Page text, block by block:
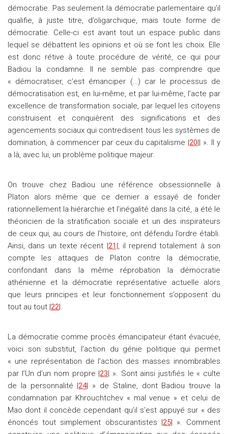
démocratie. Pas seulement la démocratie parlementaire qu’il
qualifie, à juste titre, d’oligarchique, mais toute forme de
démocratie. Celle-ci est avant tout un espace public dans
lequel se débattent les opinions et où se font les choix. Elle
est donc rétive à toute procédure de vérité, ce qui pour
Badiou la condamne. Il ne semble pas comprendre que
« démocratiser, c’est émanciper (…) car le processus de
démocratisation est, en lui-même, et par lui-même, l’acte par
excellence de transformation sociale, par lequel les citoyens
construisent et conquièrent des significations et des
agencements sociaux qui contredisent tous les systèmes de
domination, à commencer par ceux du capitalisme |20|| ». Il y
a là, avec lui, un problème politique majeur.
On trouve chez Badiou une référence obsessionnelle à
Platon alors même que ce dernier a essayé de fonder
rationnellement la hiérarchie et l’inégalité dans la cité, a été le
théoricien de la stratification sociale et un des inspirateurs
de ceux qui, au cours de l’histoire, ont défendu l’ordre établi.
Ainsi, dans un texte récent |21 |, il reprend totalement à son
compte les attaques de Platon contre la démocratie,
confondant dans la même réprobation la démocratie
athénienne et la démocratie représentative actuelle alors
que leurs principes et leur fonctionnement s’opposent du
tout au tout |22|.
La démocratie comme procès émancipateur étant évacuée,
voici son substitut, l’action du génie politique qui permet
« une représentation de l’action des masses innombrables
par l’Un d’un nom propre |23| ». Sont ainsi justifiés le « culte
de la personnalité |24| » de Staline, dont Badiou trouve la
condamnation par Khrouchtchev « mal venue » et celui de
Mao dont il concède cependant qu’il s’est appuyé sur « des
énoncés tout simplement obscurantistes |25| ». Comment